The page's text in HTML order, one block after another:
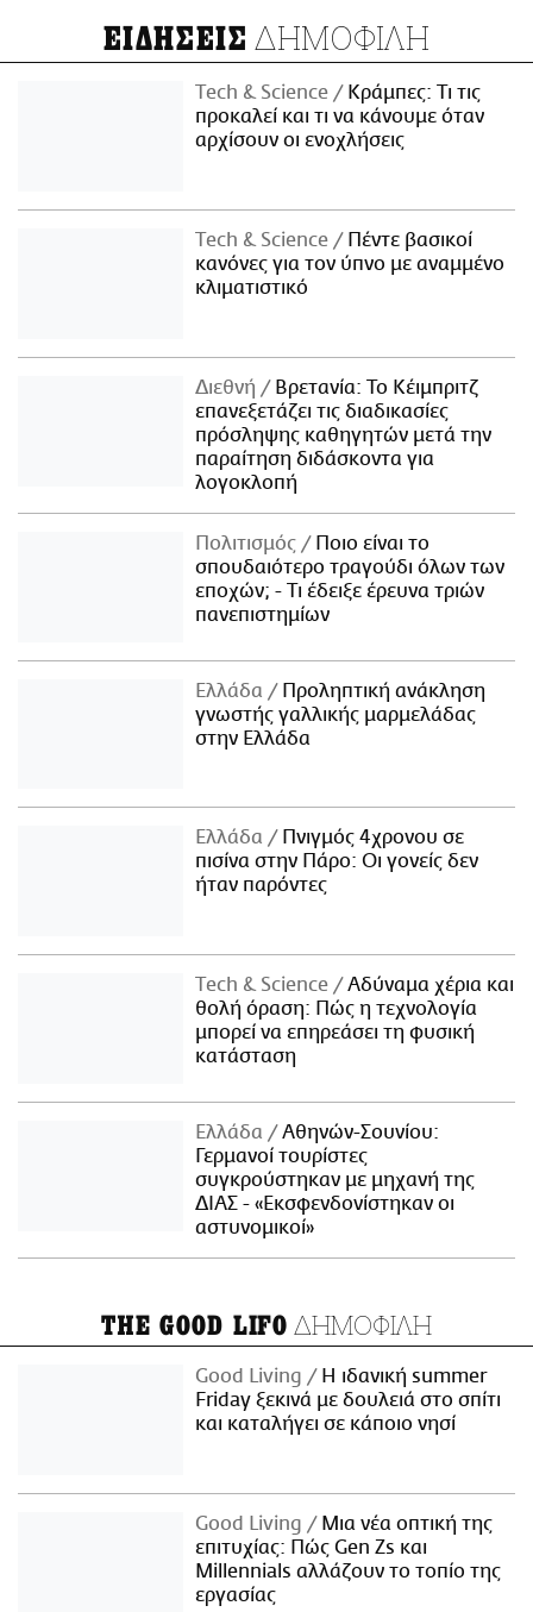
ΕΙΔΗΣΕΙΣ ΔΗΜΟΦΙΛΗ
Τech & Science
Κράμπες: Τι τις
προκαλεί και τι να κάνουμε όταν
αρχίσουν οι ενοχλήσεις
Τech & Science
Πέντε βασικοί
κανόνες για τον ύπνο με αναμμένο
κλιματιστικό
Διεθνή
Βρετανία: Το Κέιμπριτζ
επανεξετάζει τις διαδικασίες
πρόσληψης καθηγητών μετά την
παραίτηση διδάσκοντα για
λογοκλοπή
Πολιτισμός
Ποιο είναι το
σπουδαιότερο τραγούδι όλων των
εποχών; - Τι έδειξε έρευνα τριών
πανεπιστημίων
Ελλάδα
Προληπτική ανάκληση
γνωστής γαλλικής μαρμελάδας
στην Ελλάδα
Ελλάδα
Πνιγμός 4χρονου σε
πισίνα στην Πάρο: Οι γονείς δεν
ήταν παρόντες
Τech & Science
Αδύναμα χέρια και
θολή όραση: Πώς η τεχνολογία
μπορεί να επηρεάσει τη φυσική
κατάσταση
Ελλάδα
Αθηνών-Σουνίου:
Γερμανοί τουρίστες
συγκρούστηκαν με μηχανή της
ΔΙΑΣ - «Εκσφενδονίστηκαν οι
αστυνομικοί»
THE GOOD LIFO ΔΗΜΟΦΙΛΗ
Good Living
Η ιδανική summer
Friday ξεκινά με δουλειά στο σπίτι
και καταλήγει σε κάποιο νησί
Good Living
Μια νέα οπτική της
επιτυχίας: Πώς Gen Zs και
Millennials αλλάζουν το τοπίο της
εργασίας